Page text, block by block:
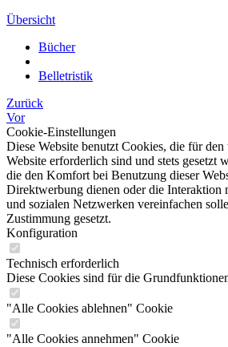
Übersicht
Bücher
Belletristik
Zurück
Vor
Cookie-Einstellungen
Diese Website benutzt Cookies, die für
Website erforderlich sind und stets gesetzt
die den Komfort bei Benutzung dieser
Direktwerbung dienen oder die Interaktion
und sozialen Netzwerken vereinfachen
Zustimmung gesetzt.
Konfiguration
Technisch erforderlich
Diese Cookies sind für die
"Alle Cookies ablehnen" Cookie
"Alle Cookies annehmen" Cookie